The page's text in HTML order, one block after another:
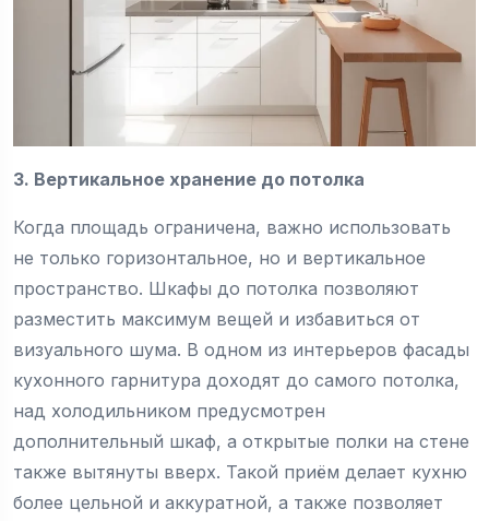
3. Вертикальное хранение до потолка
Когда площадь ограничена, важно использовать
не только горизонтальное, но и вертикальное
пространство. Шкафы до потолка позволяют
разместить максимум вещей и избавиться от
визуального шума. В одном из интерьеров фасады
кухонного гарнитура доходят до самого потолка,
над холодильником предусмотрен
дополнительный шкаф, а открытые полки на стене
также вытянуты вверх. Такой приём делает кухню
более цельной и аккуратной, а также позволяет